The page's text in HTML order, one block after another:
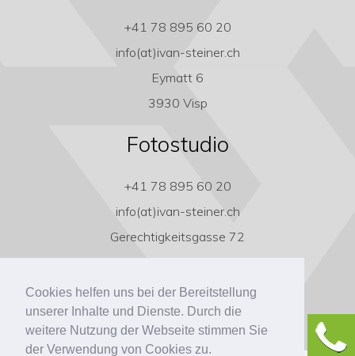
Cookies helfen uns bei der Bereitstellung
unserer Inhalte und Dienste. Durch die
weitere Nutzung der Webseite stimmen Sie
der Verwendung von Cookies zu.
+41 78 895 60 20
info(at)ivan-steiner.ch
Eymatt 6
3930 Visp
Fotostudio
+41 78 895 60 20
info(at)ivan-steiner.ch
Gerechtigkeitsgasse 72
3011 Bern